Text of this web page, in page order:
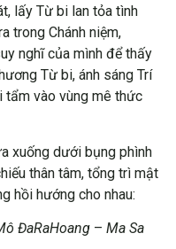
lấy Từ bi lan tỏa tình
trong Chánh niệm,
nghĩ của mình để thấy
Từ bi, ánh sáng Trí
tẩm vào vùng mê thức
xuống dưới bụng phình
thân tâm, tổng trì mật
hồi hướng cho nhau:
ĐaRaHoang – Ma Sa